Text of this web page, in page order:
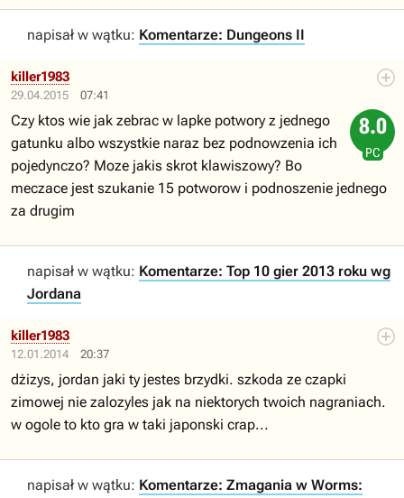
napisał w wątku: Komentarze: Dungeons II
29.04.2015 07:41
killer1983
8.0
PC
Czy ktos wie jak zebrac w lapke potwory z jednego
gatunku albo wszystkie naraz bez podnowzenia ich
pojedynczo? Moze jakis skrot klawiszowy? Bo
meczace jest szukanie 15 potworow i podnoszenie jednego
za drugim
napisał w wątku: Komentarze: Top 10 gier 2013 roku wg
Jordana
12.01.2014 20:37
killer1983
dżizys, jordan jaki ty jestes brzydki. szkoda ze czapki
zimowej nie zalozyles jak na niektorych twoich nagraniach.
w ogole to kto gra w taki japonski crap...
napisał w wątku: Komentarze: Zmagania w Worms: